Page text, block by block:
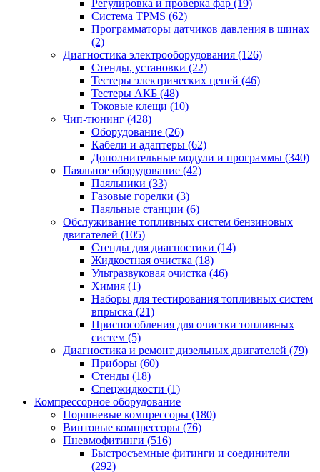
Регулировка и проверка фар (19)
Система TPMS (62)
Программаторы датчиков давления в шинах
(2)
Диагностика электрооборудования (126)
Стенды, установки (22)
Тестеры электрических цепей (46)
Тестеры АКБ (48)
Токовые клещи (10)
Чип-тюнинг (428)
Оборудование (26)
Кабели и адаптеры (62)
Дополнительные модули и программы (340)
Паяльное оборудование (42)
Паяльники (33)
Газовые горелки (3)
Паяльные станции (6)
Обслуживание топливных систем бензиновых
двигателей (105)
Стенды для диагностики (14)
Жидкостная очистка (18)
Ультразвуковая очистка (46)
Химия (1)
Наборы для тестирования топливных систем
впрыска (21)
Приспособления для очистки топливных
систем (5)
Диагностика и ремонт дизельных двигателей (79)
Приборы (60)
Стенды (18)
Спецжидкости (1)
Компрессорное оборудование
Поршневые компрессоры (180)
Винтовые компрессоры (76)
Пневмофитинги (516)
Быстросъемные фитинги и соединители
(292)